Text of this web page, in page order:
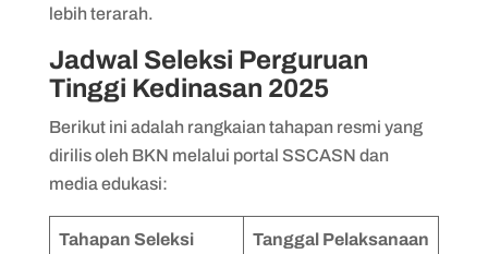
lebih terarah.
Jadwal Seleksi Perguruan
Tinggi Kedinasan 2025
Berikut ini adalah rangkaian tahapan resmi yang
dirilis oleh BKN melalui portal SSCASN dan
media edukasi:
Tahapan Seleksi Tanggal Pelaksanaan